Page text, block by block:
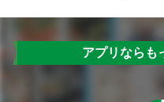
アプリならも